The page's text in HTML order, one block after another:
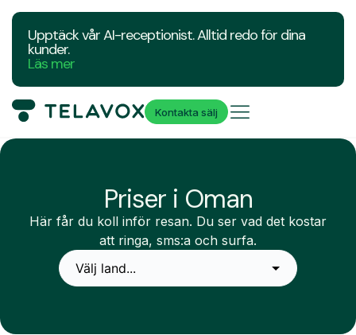
Upptäck vår AI-receptionist. Alltid redo för dina
kunder.
Läs mer
Kontakta sälj
Priser i Oman
Här får du koll inför resan. Du ser vad det kostar
att ringa, sms:a och surfa.